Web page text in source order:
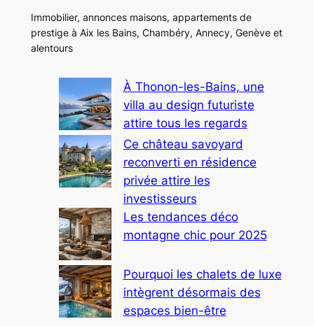
Immobilier, annonces maisons, appartements de
prestige à Aix les Bains, Chambéry, Annecy, Genève et
alentours
À Thonon-les-Bains, une
villa au design futuriste
attire tous les regards
Ce château savoyard
reconverti en résidence
privée attire les
investisseurs
Les tendances déco
montagne chic pour 2025
Pourquoi les chalets de luxe
intègrent désormais des
espaces bien-être